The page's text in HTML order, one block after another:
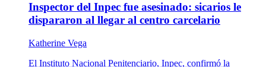
Inspector del Inpec fue asesinado: sicarios le
dispararon al llegar al centro carcelario
Katherine Vega
El Instituto Nacional Penitenciario, Inpec, confirmó la